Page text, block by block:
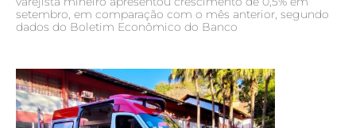
setembro, em comparação com o mês anterior, segundo
dados do Boletim Econômico do Banco